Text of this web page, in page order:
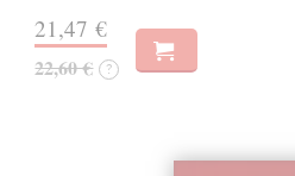
21,47 €
22,60 € ?